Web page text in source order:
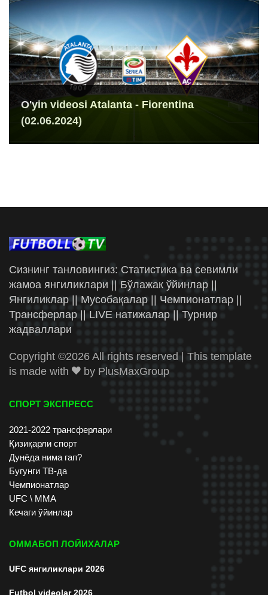
O'yin videosi Atalanta - Fiorentina
(02.06.2024)
Сизнинг танловингиз: Статистика ва севимли
жамоа янгиликлари || Бўлажак ўйинлар ||
Янгиликлар || Мусобақалар || Чемпионатлар ||
Трансферлар || LIVE натижалар || Турнир
жадваллари
Copyright ©2026 All rights reserved | This template
is made with
by PlusMaxGroup
СПОРТ ЭКСПРЕСС
2021-2022 трансферлари
Қизиқарли спорт
Дунёда нима гап?
Бугунги ТВ-да
Чемпионатлар
UFC \ ММА
Кечаги ўйинлар
ОММАБОП ЛОЙИХАЛАР
UFC янгиликлари 2026
Futbol videolar 2026